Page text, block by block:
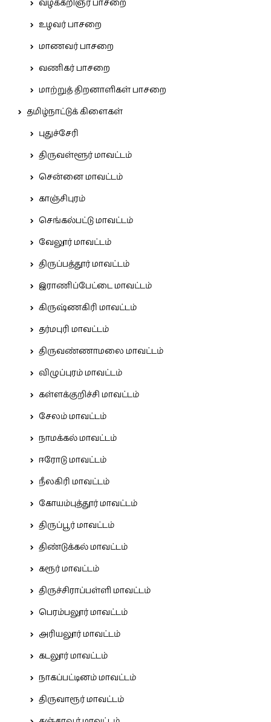
வழக்கறிஞர் பாசறை
உழவர் பாசறை
மாணவர் பாசறை
வணிகர் பாசறை
மாற்றுத் திறனாளிகள் பாசறை
தமிழ்நாட்டுக் கிளைகள்
புதுச்சேரி
திருவள்ளூர் மாவட்டம்
சென்னை மாவட்டம்
காஞ்சிபுரம்
செங்கல்பட்டு மாவட்டம்
வேலூர் மாவட்டம்
திருப்பத்தூர் மாவட்டம்
இராணிப்பேட்டை மாவட்டம்
கிருஷ்ணகிரி மாவட்டம்
தர்மபுரி மாவட்டம்
திருவண்ணாமலை மாவட்டம்
விழுப்புரம் மாவட்டம்
கள்ளக்குறிச்சி மாவட்டம்
சேலம் மாவட்டம்
நாமக்கல் மாவட்டம்
ஈரோடு மாவட்டம்
நீலகிரி மாவட்டம்
கோயம்புத்தூர் மாவட்டம்
திருப்பூர் மாவட்டம்
திண்டுக்கல் மாவட்டம்
கரூர் மாவட்டம்
திருச்சிராப்பள்ளி மாவட்டம்
பெரம்பலூர் மாவட்டம்
அரியலூர் மாவட்டம்
கடலூர் மாவட்டம்
நாகப்பட்டினம் மாவட்டம்
திருவாரூர் மாவட்டம்